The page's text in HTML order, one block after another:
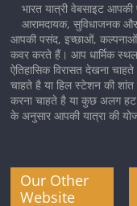
भारत यात्री वेबसाइट
आरामदायक, सुविधाजनक
आपकी पसंद, इच्छाओं,
कवर करते हैं। आप धार्मिक
ऐतिहासिक विरासत देखना
चाहते है या हिल स्टेशन की शांत
करना चाहते है या कुछ अलग
के अनुसार आपकी यात्रा की
Our Other
Website